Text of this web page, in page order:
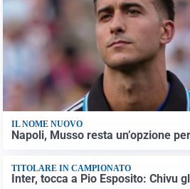
IL NOME NUOVO
Napoli, Musso resta un’opzione
TITOLARE IN CAMPIONATO
Inter, tocca a Pio Esposito: Chivu